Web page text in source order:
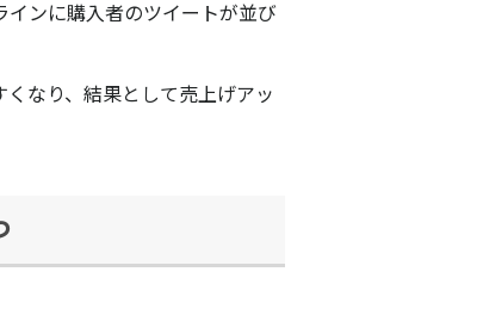
インに購入者のツイートが並び
なり、結果として売上げアッ